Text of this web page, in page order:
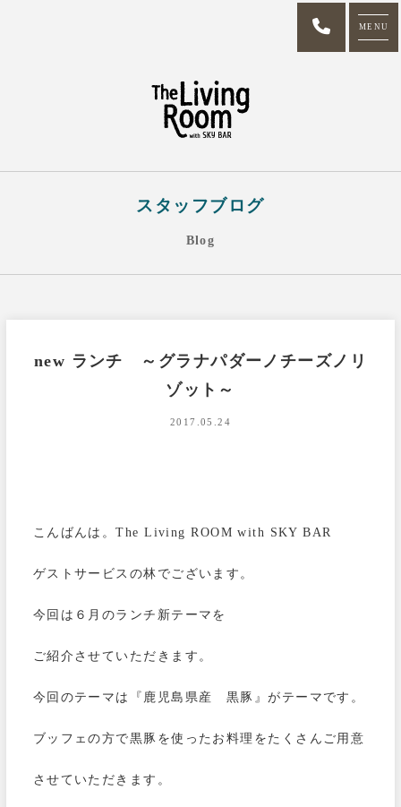
MENU
スタッフブログ
Blog
new ランチ ～グラナパダーノチーズノリ
ゾット～
2017.05.24
こんばんは。The Living ROOM with SKY BAR
ゲストサービスの林でございます。
今回は６月のランチ新テーマを
ご紹介させていただきます。
今回のテーマは『鹿児島県産 黒豚』がテーマです。
ブッフェの方で黒豚を使ったお料理をたくさんご用意
させていただきます。